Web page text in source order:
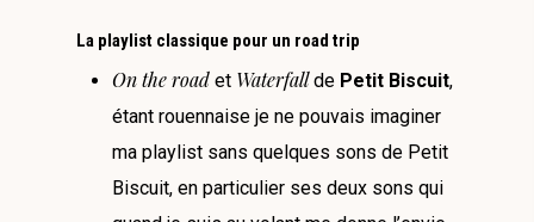
La playlist classique pour un road trip
On the road et Waterfallde Petit Biscuit,
étant rouennaise je ne pouvais imaginer
ma playlist sans quelques sons de Petit
Biscuit, en particulier ses deux sons qui